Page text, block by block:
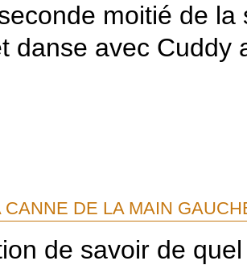
moitié de
danse avec Cuddy
CANNE DE LA MAIN
de savoir de